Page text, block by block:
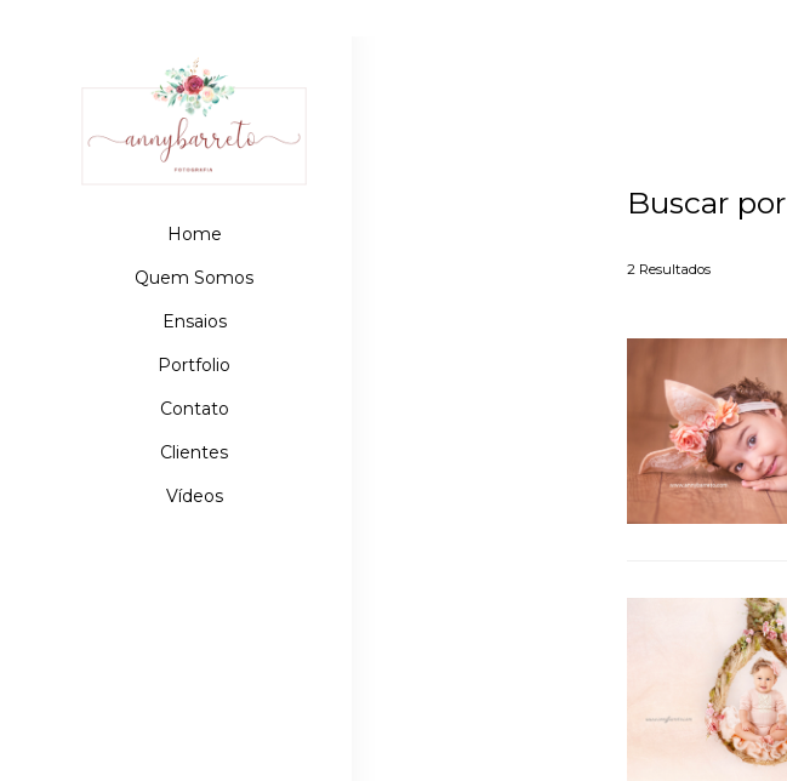
Home
Quem Somos
Ensaios
Portfolio
Contato
Clientes
Vídeos
Buscar por
2 Resultados